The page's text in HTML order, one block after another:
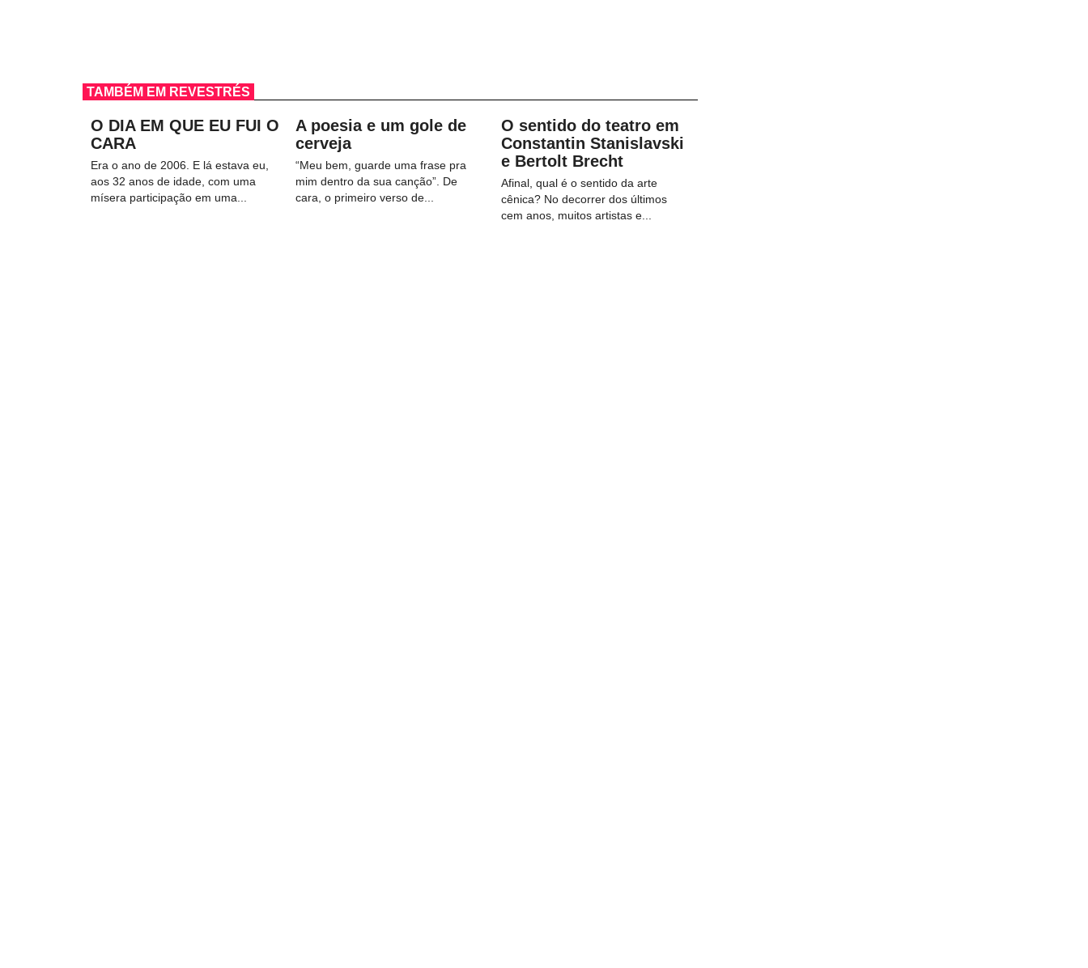
TAMBÉM EM REVESTRÉS
O DIA EM QUE EU FUI O
CARA
Era o ano de 2006. E lá estava eu,
aos 32 anos de idade, com uma
mísera participação em uma...
A poesia e um gole de
cerveja
“Meu bem, guarde uma frase pra
mim dentro da sua canção”. De
cara, o primeiro verso de...
O sentido do teatro em
Constantin Stanislavski
e Bertolt Brecht
Afinal, qual é o sentido da arte
cênica? No decorrer dos últimos
cem anos, muitos artistas e...